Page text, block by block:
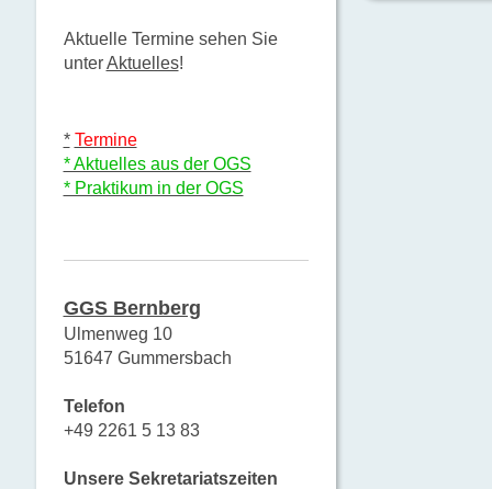
Aktuelle Termine sehen Sie
unterAktuelles!
* Termine
* Aktuelles aus der OGS
* Praktikum in der OGS
GGS Bernberg
Ulmenweg 10
51647 Gummersbach
Telefon
+49 2261 5 13 83
Unsere Sekretariatszeiten